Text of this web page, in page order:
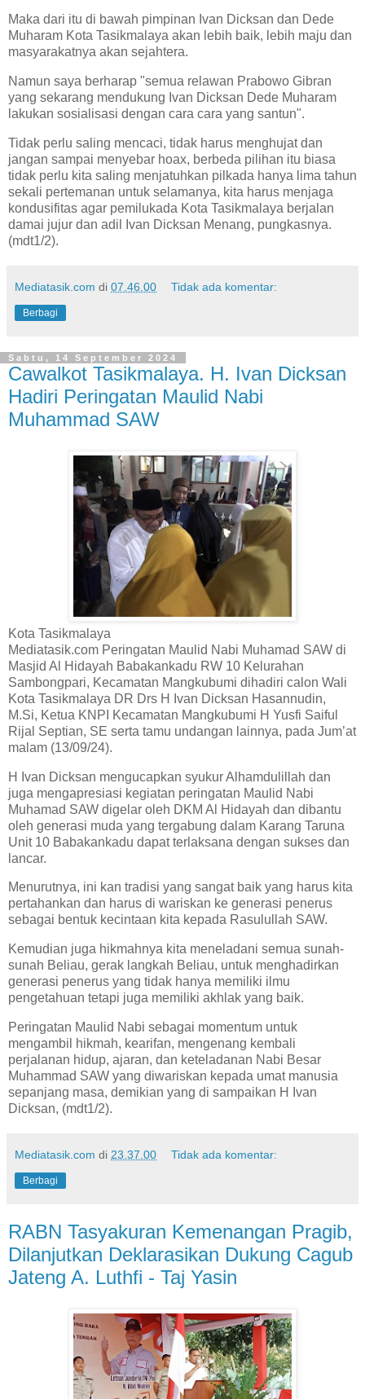
Maka dari itu di bawah pimpinan Ivan Dicksan dan Dede
Muharam Kota Tasikmalaya akan lebih baik, lebih maju dan
masyarakatnya akan sejahtera.
Namun saya berharap "semua relawan Prabowo Gibran
yang sekarang mendukung Ivan Dicksan Dede Muharam
lakukan sosialisasi dengan cara cara yang santun".
Tidak perlu saling mencaci, tidak harus menghujat dan
jangan sampai menyebar hoax, berbeda pilihan itu biasa
tidak perlu kita saling menjatuhkan pilkada hanya lima tahun
sekali pertemanan untuk selamanya, kita harus menjaga
kondusifitas agar pemilukada Kota Tasikmalaya berjalan
damai jujur dan adil Ivan Dicksan Menang, pungkasnya.
(mdt1/2).
Mediatasik.com di 07.46.00 Tidak ada komentar:
Berbagi
Sabtu, 14 September 2024
Cawalkot Tasikmalaya. H. Ivan Dicksan
Hadiri Peringatan Maulid Nabi
Muhammad SAW
Kota Tasikmalaya
Mediatasik.com Peringatan Maulid Nabi Muhamad SAW di
Masjid Al Hidayah Babakankadu RW 10 Kelurahan
Sambongpari, Kecamatan Mangkubumi dihadiri calon Wali
Kota Tasikmalaya DR Drs H Ivan Dicksan Hasannudin,
M.Si, Ketua KNPI Kecamatan Mangkubumi H Yusfi Saiful
Rijal Septian, SE serta tamu undangan lainnya, pada Jum’at
malam (13/09/24).
H Ivan Dicksan mengucapkan syukur Alhamdulillah dan
juga mengapresiasi kegiatan peringatan Maulid Nabi
Muhamad SAW digelar oleh DKM Al Hidayah dan dibantu
oleh generasi muda yang tergabung dalam Karang Taruna
Unit 10 Babakankadu dapat terlaksana dengan sukses dan
lancar.
Menurutnya, ini kan tradisi yang sangat baik yang harus kita
pertahankan dan harus di wariskan ke generasi penerus
sebagai bentuk kecintaan kita kepada Rasulullah SAW.
Kemudian juga hikmahnya kita meneladani semua sunah-
sunah Beliau, gerak langkah Beliau, untuk menghadirkan
generasi penerus yang tidak hanya memiliki ilmu
pengetahuan tetapi juga memiliki akhlak yang baik.
Peringatan Maulid Nabi sebagai momentum untuk
mengambil hikmah, kearifan, mengenang kembali
perjalanan hidup, ajaran, dan keteladanan Nabi Besar
Muhammad SAW yang diwariskan kepada umat manusia
sepanjang masa, demikian yang di sampaikan H Ivan
Dicksan, (mdt1/2).
Mediatasik.com di 23.37.00 Tidak ada komentar:
Berbagi
RABN Tasyakuran Kemenangan Pragib,
Dilanjutkan Deklarasikan Dukung Cagub
Jateng A. Luthfi - Taj Yasin